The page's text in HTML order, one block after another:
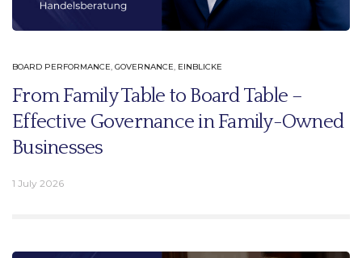
BOARD PERFORMANCE, GOVERNANCE, EINBLICKE
From Family Table to Board Table –
Effective Governance in Family-Owned
Businesses
1 July 2026